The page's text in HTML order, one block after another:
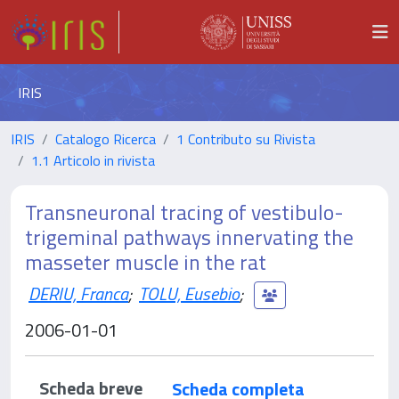
IRIS
IRIS Catalogo Ricerca
1 Contributo su Rivista
1.1 Articolo in rivista
Transneuronal tracing of vestibulo-
trigeminal pathways innervating the
masseter muscle in the rat
DERIU, Franca; TOLU, Eusebio;
2006-01-01
Scheda breve Scheda completa